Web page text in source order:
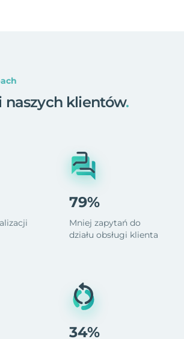
naszych klientów.
79%
Mniej zapytań do
działu obsługi klienta
34%